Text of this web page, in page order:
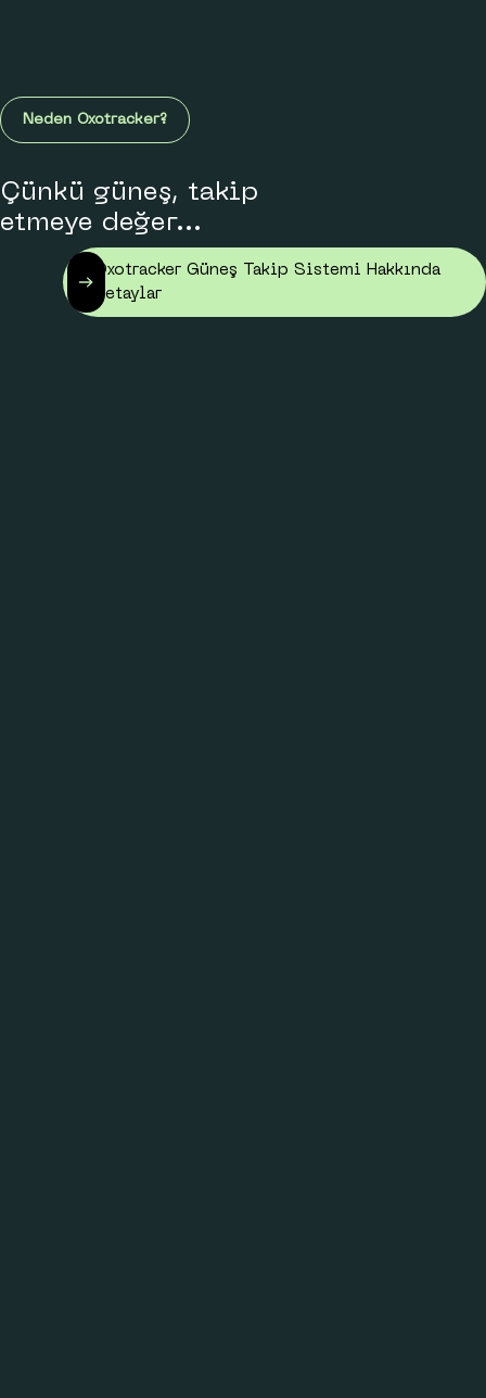
Neden Oxotracker?
Çünkü güneş, takip
etmeye değer...
Oxotracker Güneş Takip Sistemi Hakkında
Detaylar